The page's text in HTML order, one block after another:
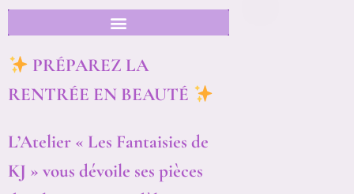
PRÉPAREZ LA
RENTRÉE EN BEAUTÉ
L’Atelier « Les Fantaisies de
KJ » vous dévoile ses pièces